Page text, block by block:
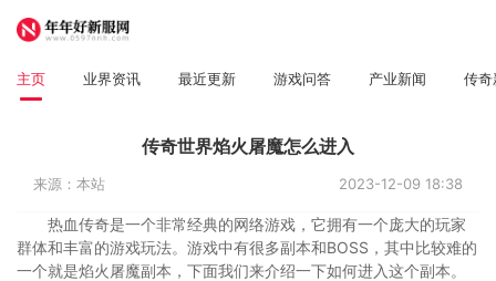
主页 业界资讯 最近更新 游戏问答 产业新闻 传奇
传奇世界焰火屠魔怎么进入
来源：本站 2023-12-09 18:38
热血传奇是一个非常经典的网络游戏，它拥有一个庞大的玩家
群体和丰富的游戏玩法。游戏中有很多副本和BOSS，其中比较难的
一个就是焰火屠魔副本，下面我们来介绍一下如何进入这个副本。